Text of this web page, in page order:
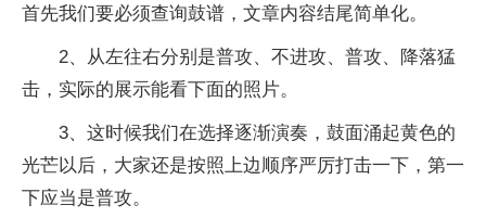
首先我们要必须查询鼓谱，文章内容结尾简单化。
2、从左往右分别是普攻、不进攻、普攻、降落猛
击，实际的展示能看下面的照片。
3、这时候我们在选择逐渐演奏，鼓面涌起黄色的
光芒以后，大家还是按照上边顺序严厉打击一下，第一
下应当是普攻。